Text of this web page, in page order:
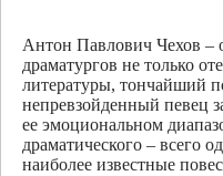
Антон Павлович Чехов –
драматургов не только
литературы, тончайший
непревзойденный певец
ее эмоциональном
драматического – всего
наиболее известные